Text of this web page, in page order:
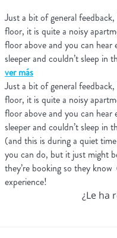
Just a bit of general
floor, it is quite a noisy
floor above and you can hear
sleeper and couldn’t sleep in
ver más
Just a bit of general
floor, it is quite a noisy
floor above and you can hear
sleeper and couldn’t sleep in
(and this is during a quiet
you can do, but it just might
they’re booking so they
experience!
¿Le ha